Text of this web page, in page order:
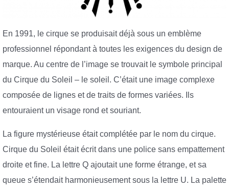
En 1991, le cirque se produisait déjà sous un emblème
professionnel répondant à toutes les exigences du design de
marque. Au centre de l’image se trouvait le symbole principal
du Cirque du Soleil – le soleil. C’était une image complexe
composée de lignes et de traits de formes variées. Ils
entouraient un visage rond et souriant.
La figure mystérieuse était complétée par le nom du cirque.
Cirque du Soleil était écrit dans une police sans empattement
droite et fine. La lettre Q ajoutait une forme étrange, et sa
queue s’étendait harmonieusement sous la lettre U. La palette